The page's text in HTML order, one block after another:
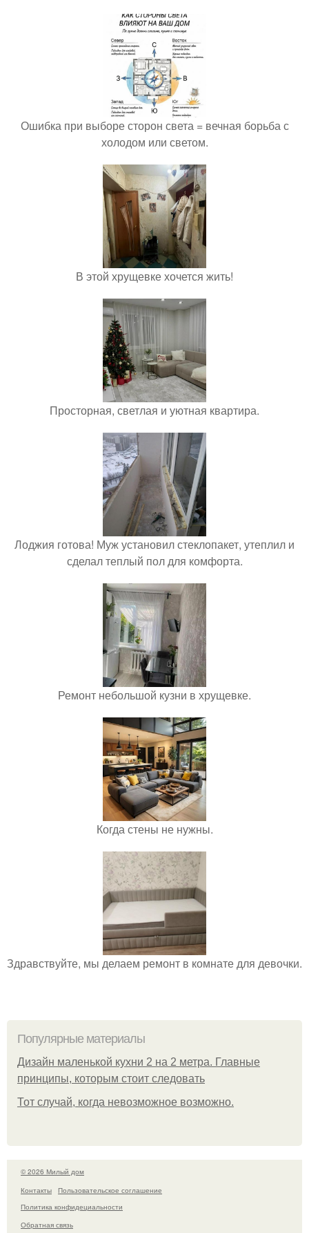
Ошибка при выборе сторон света = вечная борьба с
холодом или светом.
В этой хрущевке хочется жить!
Просторная, светлая и уютная квартира.
Лоджия готова! Муж установил стеклопакет, утеплил и
сделал теплый пол для комфорта.
Ремонт небольшой кузни в хрущевке.
Когда стены не нужны.
Здравствуйте, мы делаем ремонт в комнате для девочки.
Популярные материалы
Дизайн маленькой кухни 2 на 2 метра. Главные
принципы, которым стоит следовать
Тот случай, когда невозможное возможно.
© 2026 Милый дом
Контакты
Пользовательское соглашение
Политика конфидециальности
Обратная связь